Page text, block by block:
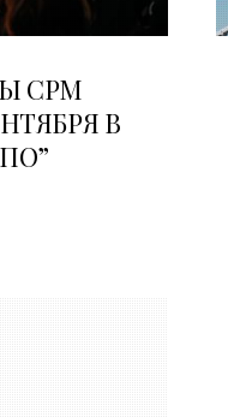
CPM
В